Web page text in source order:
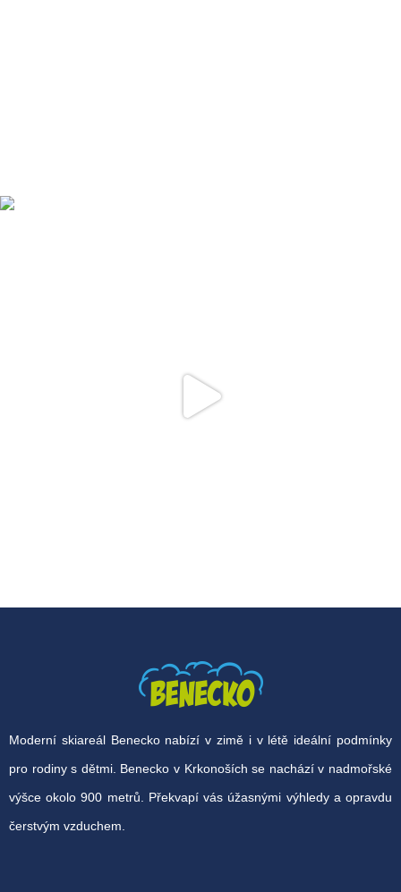
Moderní skiareál Benecko nabízí v zimě i v létě ideální podmínky
pro rodiny s dětmi. Benecko v Krkonoších se nachází v nadmořské
výšce okolo 900 metrů. Překvapí vás úžasnými výhledy a opravdu
čerstvým vzduchem.